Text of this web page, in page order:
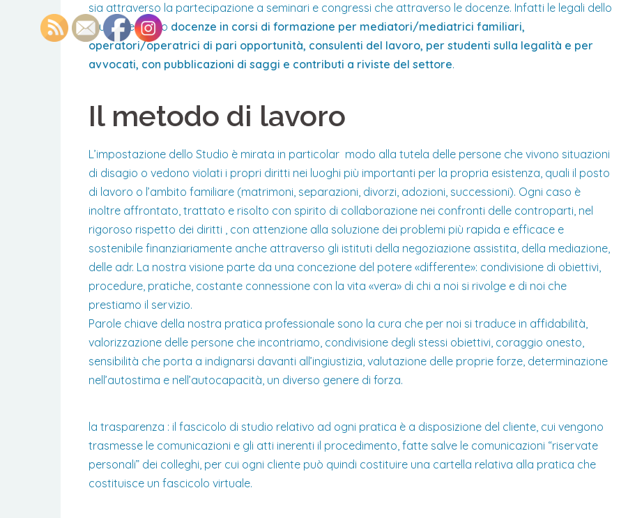
sia attraverso la partecipazione a seminari e congressi che attraverso le docenze. Infatti le legali dello
Studio tengono docenze in corsi di formazione per mediatori/mediatrici familiari,
operatori/operatrici di pari opportunità, consulenti del lavoro, per studenti sulla legalità e per
avvocati, con pubblicazioni di saggi e contributi a riviste del settore.
Il metodo di lavoro
L’impostazione dello Studio è mirata in particolar modo alla tutela delle persone che vivono situazioni
di disagio o vedono violati i propri diritti nei luoghi più importanti per la propria esistenza, quali il posto
di lavoro o l’ambito familiare (matrimoni, separazioni, divorzi, adozioni, successioni). Ogni caso è
inoltre affrontato, trattato e risolto con spirito di collaborazione nei confronti delle controparti, nel
rigoroso rispetto dei diritti , con attenzione alla soluzione dei problemi più rapida e efficace e
sostenibile finanziariamente anche attraverso gli istituti della negoziazione assistita, della mediazione,
delle adr. La nostra visione parte da una concezione del potere «differente»: condivisione di obiettivi,
procedure, pratiche, costante connessione con la vita «vera» di chi a noi si rivolge e di noi che
prestiamo il servizio.
Parole chiave della nostra pratica professionale sono la cura che per noi si traduce in affidabilità,
valorizzazione delle persone che incontriamo, condivisione degli stessi obiettivi, coraggio onesto,
sensibilità che porta a indignarsi davanti all’ingiustizia, valutazione delle proprie forze, determinazione
nell’autostima e nell’autocapacità, un diverso genere di forza.
la trasparenza : il fascicolo di studio relativo ad ogni pratica è a disposizione del cliente, cui vengono
trasmesse le comunicazioni e gli atti inerenti il procedimento, fatte salve le comunicazioni “riservate
personali” dei colleghi, per cui ogni cliente può quindi costituire una cartella relativa alla pratica che
costituisce un fascicolo virtuale.